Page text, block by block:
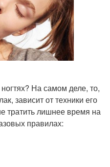
На самом деле, то,
зависит от техники его
тратить лишнее время на
правилах: